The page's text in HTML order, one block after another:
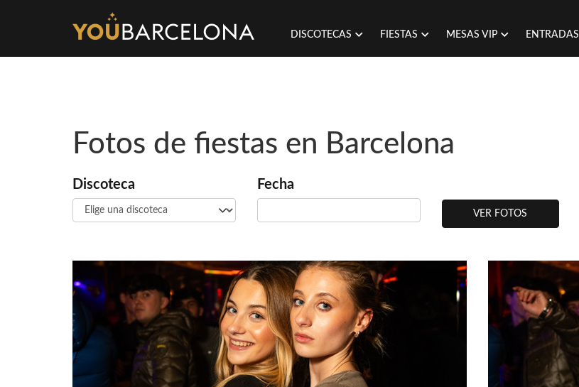
DISCOTECAS FIESTAS MESAS VIP ENTRADAS
Fotos de fiestas en Barcelona
Discoteca Fecha
VER FOTOS